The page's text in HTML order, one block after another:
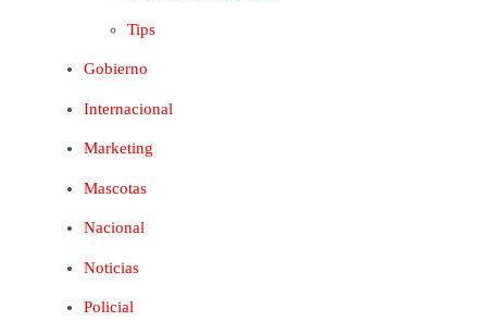
Tips
Gobierno
Internacional
Marketing
Mascotas
Nacional
Noticias
Policial